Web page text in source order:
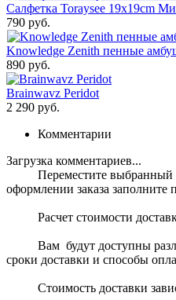
Салфетка Toraysee 19x19cm
790 руб.
Knowledge Zenith пенные
890 руб.
Brainwavz Peridot
2 290 руб.
Комментарии
Загрузка комментариев...
Переместите выбранный
оформлении заказа заполните
Расчет стоимости
Вам будут доступны
сроки доставки и способы
Стоимость доставки